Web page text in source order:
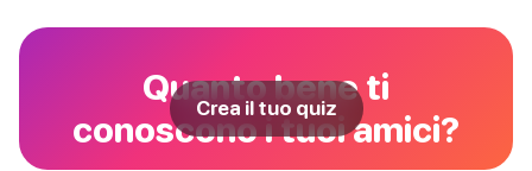
Quanto bene ti
conoscono i tuoi amici?
Crea il tuo quiz